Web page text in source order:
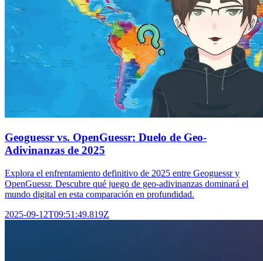
Geoguessr vs. OpenGuessr: Duelo de Geo-
Adivinanzas de 2025
Explora el enfrentamiento definitivo de 2025 entre Geoguessr y
OpenGuessr. Descubre qué juego de geo-adivinanzas dominará el
mundo digital en esta comparación en profundidad.
2025-09-12T09:51:49.819Z